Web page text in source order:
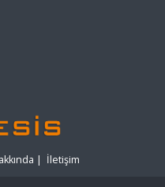
| İletişim